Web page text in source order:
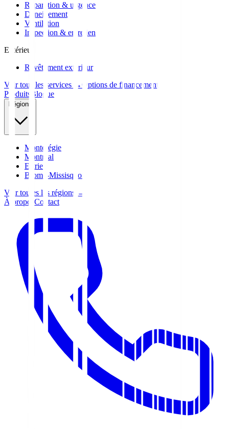
Réparation & urgence
Déneigement
Ventilation
Inspection & entretien
Extérieur
Revêtement extérieur
Voir tous les services →Options de financement
Produits
Blogue
Régions
Montérégie
Montréal
Estrie
Brome-Missisquoi
Voir toutes les régions →
À propos Contact